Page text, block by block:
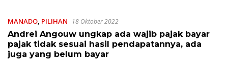
MANADO PILIHAN 18 Oktober 2022
Andrei Angouw ungkap ada wajib pajak bayar
pajak tidak sesuai hasil pendapatannya, ada
juga yang belum bayar